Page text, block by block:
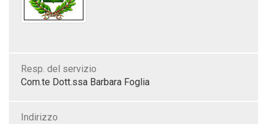
Resp. del servizio
Com.te Dott.ssa Barbara Foglia
Indirizzo